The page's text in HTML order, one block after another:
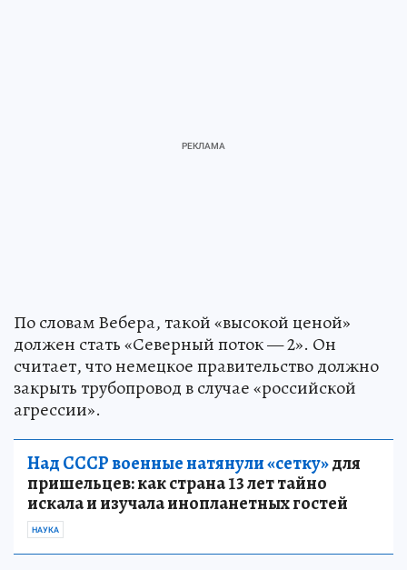
По словам Вебера, такой «высокой ценой»
должен стать «Северный поток — 2». Он
считает, что немецкое правительство должно
закрыть трубопровод в случае «российской
агрессии».
Над СССР военные натянули «сетку»для
пришельцев: как страна 13 лет тайно
искала и изучала инопланетных гостей
НАУКА